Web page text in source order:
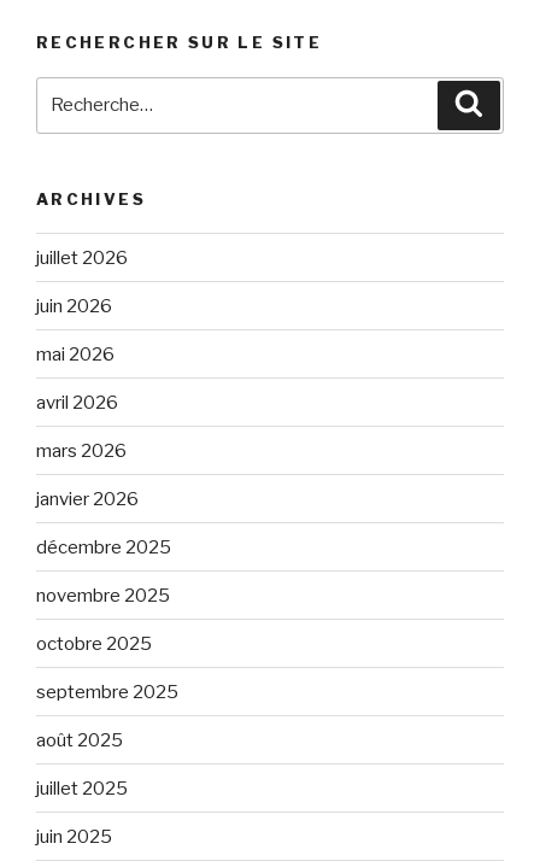
RECHERCHER SUR LE SITE
ARCHIVES
juillet 2026
juin 2026
mai 2026
avril 2026
mars 2026
janvier 2026
décembre 2025
novembre 2025
octobre 2025
septembre 2025
août 2025
juillet 2025
juin 2025